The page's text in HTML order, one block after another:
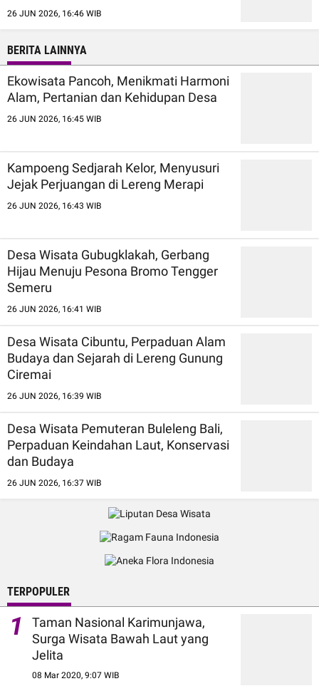
26 JUN 2026, 16:46 WIB
BERITA LAINNYA
Ekowisata Pancoh, Menikmati Harmoni
Alam, Pertanian dan Kehidupan Desa
26 JUN 2026, 16:45 WIB
Kampoeng Sedjarah Kelor, Menyusuri
Jejak Perjuangan di Lereng Merapi
26 JUN 2026, 16:43 WIB
Desa Wisata Gubugklakah, Gerbang
Hijau Menuju Pesona Bromo Tengger
Semeru
26 JUN 2026, 16:41 WIB
Desa Wisata Cibuntu, Perpaduan Alam
Budaya dan Sejarah di Lereng Gunung
Ciremai
26 JUN 2026, 16:39 WIB
Desa Wisata Pemuteran Buleleng Bali,
Perpaduan Keindahan Laut, Konservasi
dan Budaya
26 JUN 2026, 16:37 WIB
TERPOPULER
1
Taman Nasional Karimunjawa,
Surga Wisata Bawah Laut yang
Jelita
08 Mar 2020, 9:07 WIB